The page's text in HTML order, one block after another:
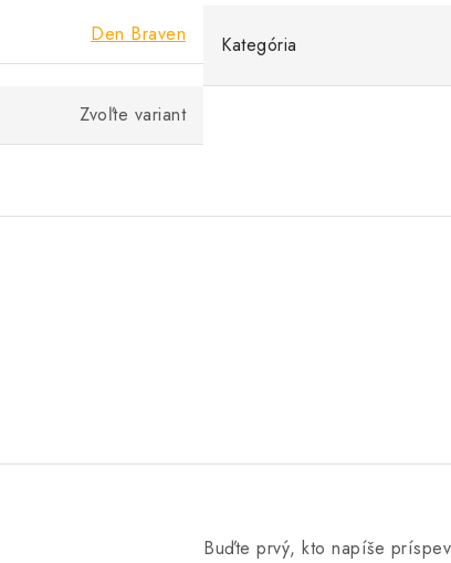
Den Braven Kategória
Zvoľte variant
Buďte prvý, kto napíše